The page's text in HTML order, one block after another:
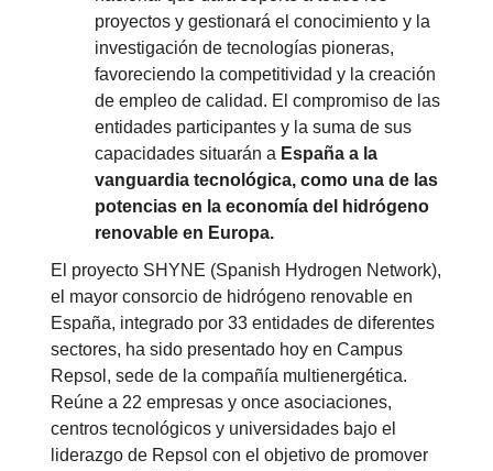
proyectos y gestionará el conocimiento y la
investigación de tecnologías pioneras,
favoreciendo la competitividad y la creación
de empleo de calidad. El compromiso de las
entidades participantes y la suma de sus
capacidades situarán a España a la
vanguardia tecnológica, como una de las
potencias en la economía del hidrógeno
renovable en Europa.
El proyecto SHYNE (Spanish Hydrogen Network),
el mayor consorcio de hidrógeno renovable en
España, integrado por 33 entidades de diferentes
sectores, ha sido presentado hoy en Campus
Repsol, sede de la compañía multienergética.
Reúne a 22 empresas y once asociaciones,
centros tecnológicos y universidades bajo el
liderazgo de Repsol con el objetivo de promover